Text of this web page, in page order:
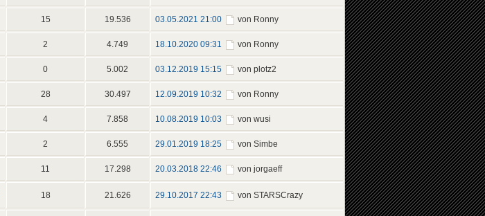
15 19.536 03.05.2021 21:00 von Ronny
2 4.749 18.10.2020 09:31 von Ronny
0 5.002 03.12.2019 15:15 von plotz2
28 30.497 12.09.2019 10:32 von Ronny
4 7.858 10.08.2019 10:03 von wusi
2 6.555 29.01.2019 18:25 von Simbe
11 17.298 20.03.2018 22:46 von jorgaeff
18 21.626 29.10.2017 22:43 von STARSCrazy